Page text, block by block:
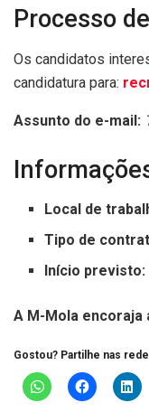
Processo
Os candidatos
candidatura para:
Assunto do e-mail:
Local de
Tipo de
Início previsto:
A M-Mola encoraja
Gostou? Partilhe nas